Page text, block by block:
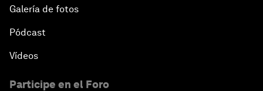
Galería de fotos
Pódcast
Vídeos
Participe en el Foro